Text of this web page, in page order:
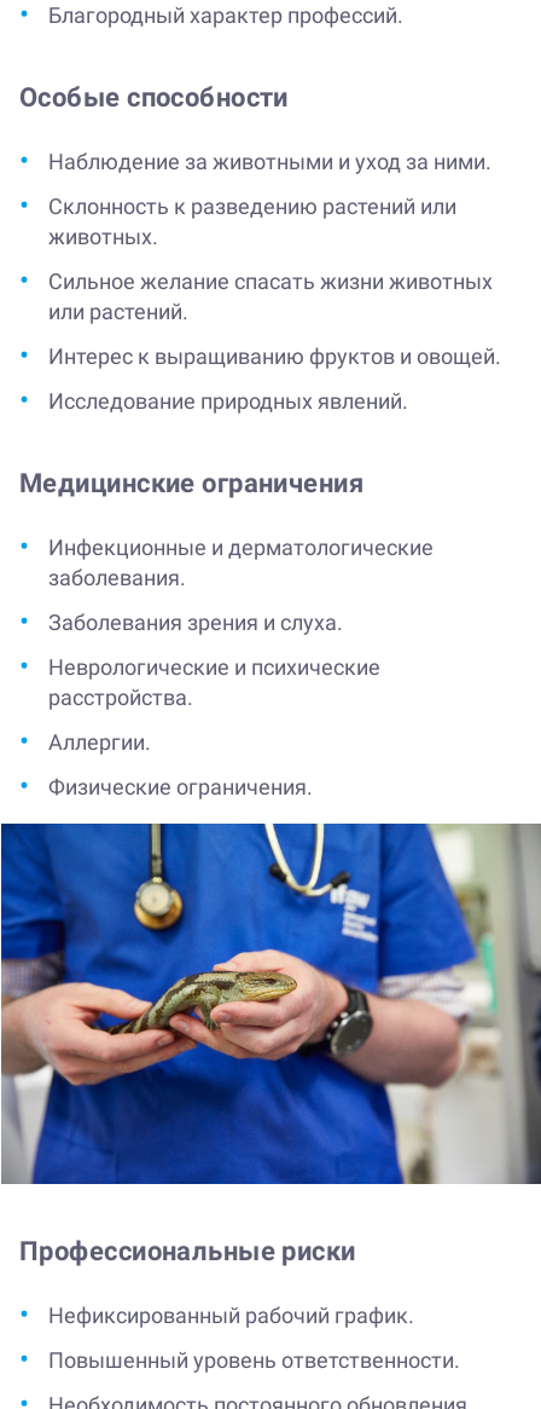
Благородный характер профессий.
Особые способности
Наблюдение за животными и уход за ними.
Склонность к разведению растений или
животных.
Сильное желание спасать жизни животных
или растений.
Интерес к выращиванию фруктов и овощей.
Исследование природных явлений.
Медицинские ограничения
Инфекционные и дерматологические
заболевания.
Заболевания зрения и слуха.
Неврологические и психические
расстройства.
Аллергии.
Физические ограничения.
Профессиональные риски
Нефиксированный рабочий график.
Повышенный уровень ответственности.